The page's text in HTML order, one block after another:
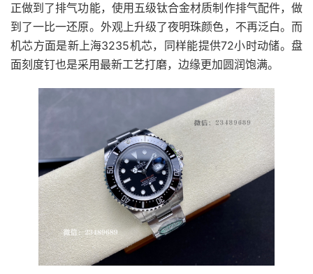
正做到了排气功能，使用五级钛合金材质制作排气配件，做
到了一比一还原。外观上升级了夜明珠颜色，不再泛白。而
机芯方面是新上海3235机芯，同样能提供72小时动储。盘
面刻度钉也是采用最新工艺打磨，边缘更加圆润饱满。